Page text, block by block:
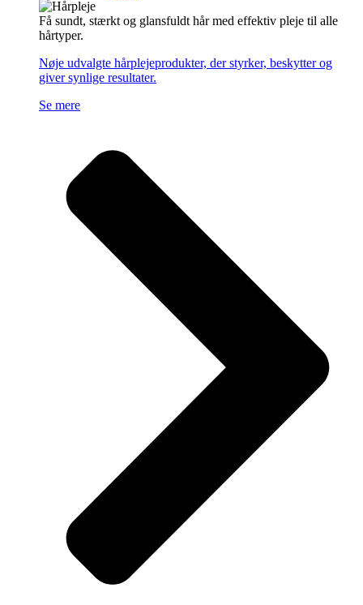
Få sundt, stærkt og glansfuldt hår med effektiv pleje til alle
hårtyper.
Nøje udvalgte hårplejeprodukter, der styrker, beskytter og
giver synlige resultater.
Se mere